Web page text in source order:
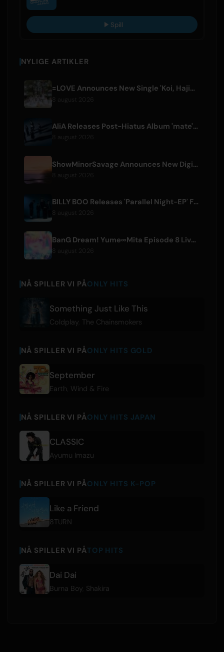
Spill
NYLIGE ARTIKLER
=LOVE Announces New Single 'Koi, Hajimemashita.' and Tokyo Dome Concerts
AliA Releases Post-Hiatus Album 'mate', Announces Tokyo Live
ShowMinorSavage Announces New Digital Single 'Gradation'
BILLY BOO Releases 'Parallel Night-EP' Featuring TV Drama Theme Song
BanG Dream! Yume∞Mita Episode 8 Live Clip Released
NÅ SPILLER VI PÅONLY HITS
Something Just Like This
Coldplay, The Chainsmokers
NÅ SPILLER VI PÅONLY HITS GOLD
September
Earth Wind & Fire
NÅ SPILLER VI PÅONLY HITS JAPAN
CLASSIC
Ayumu Imazu
NÅ SPILLER VI PÅONLY HITS K-POP
Like a Friend
8TURN
NÅ SPILLER VI PÅTOP HITS
Dai Dai
Burna Boy, Shakira